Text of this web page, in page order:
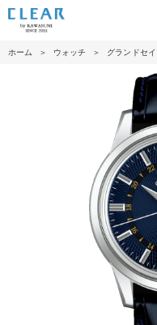
ホーム ＞ ウォッチ ＞ グランドセイ